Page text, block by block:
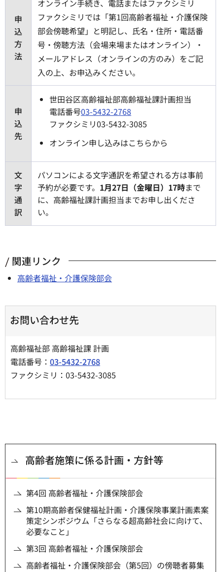
申
込
方
法
オンライン手続き、電話またはファクシミリ
ファクシミリでは「第1回高齢者福祉・介護保険
部会傍聴希望」と明記し、氏名・住所・電話番
号・傍聴方法（会場来場またはオンライン）・
メールアドレス（オンラインの方のみ）をご記
入の上、お申込みください。
申
込
先
世田谷区高齢福祉部高齢福祉課計画担当
電話番号03-5432-2768
ファクシミリ03-5432-3085
オンライン申し込みはこちらから
文
字
通
訳
パソコンによる文字通訳を希望される方は事前
予約が必要です。 1月27日（金曜日）17時まで
に、高齢福祉課計画担当までお申し出くださ
い。
関連リンク
高齢者福祉・介護保険部会
お問い合わせ先
高齢福祉部 高齢福祉課 計画
電話番号： 03-5432-2768
ファクシミリ：03-5432-3085
高齢者施策に係る計画・方針等
第4回 高齢者福祉・介護保険部会
第10期高齢者保健福祉計画・介護保険事業計画素案
策定シンポジウム「さらなる超高齢社会に向けて、
必要なこと」
第3回 高齢者福祉・介護保険部会
高齢者福祉・介護保険部会（第5回）の傍聴者募集